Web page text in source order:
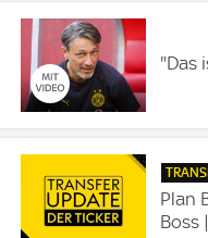
"Das
Plan
Boss